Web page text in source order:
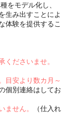
をモデル化し、
生み出すことによ
体験を提供するこ
くださいませ。
目安より数カ月～
個別連絡はしてお
ません。
（仕入れ